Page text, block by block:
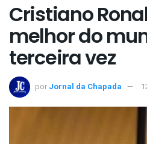
Cristiano
melhor do
terceira vez
por Jornal da Chapada